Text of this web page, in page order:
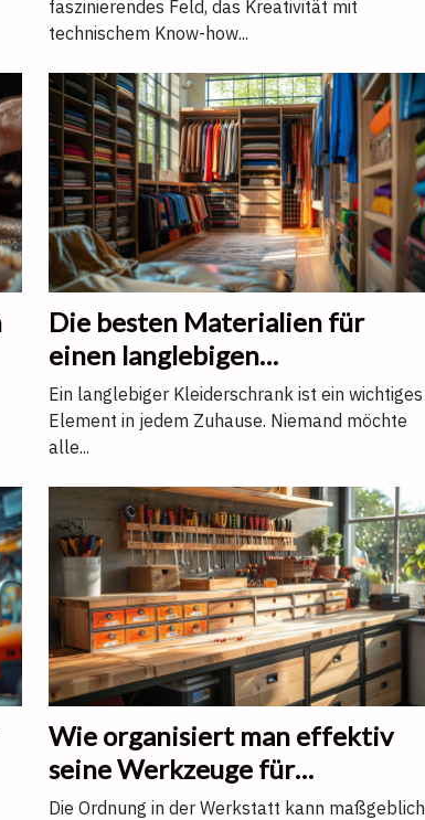
faszinierendes Feld, das Kreativität mit
technischem Know-how...
Die besten Materialien für
einen langlebigen
Kleiderschrank
Ein langlebiger Kleiderschrank ist ein wichtiges
Element in jedem Zuhause. Niemand möchte
alle...
Wie organisiert man effektiv
seine Werkzeuge für
einfacheren Zugriff?
Die Ordnung in der Werkstatt kann maßgeblich